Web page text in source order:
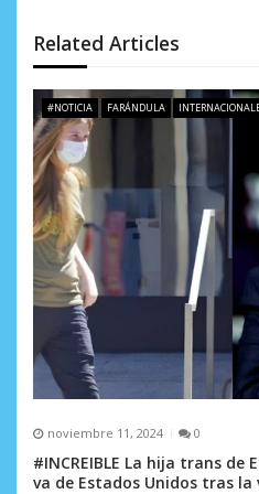
d
e
e
n
t
r
a
a
s
Related Articles
#NOTICIA FARÁNDULA
noviembre 11, 2024 0
#INCREIBLE La hija trans de
va de Estados Unidos tras